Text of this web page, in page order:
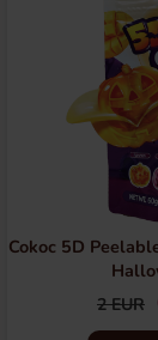
Cokoc 5D
2 EUR